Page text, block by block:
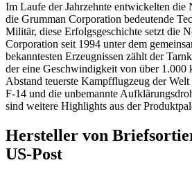
Im Laufe der Jahrzehnte entwickelten die
die Grumman Corporation bedeutende
Militär, diese Erfolgsgeschichte setzt die
Corporation seit 1994 unter dem
bekanntesten Erzeugnissen zählt der
der eine Geschwindigkeit von über 1.000
Abstand teuerste Kampfflugzeug der
F-14 und die unbemannte
sind weitere Highlights aus der
Hersteller von
US-Post